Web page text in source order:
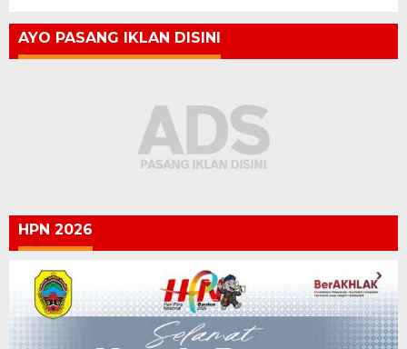
AYO PASANG IKLAN DISINI
HPN 2026